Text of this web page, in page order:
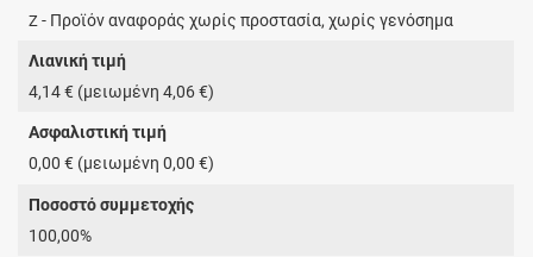
Z - Προϊόν αναφοράς χωρίς προστασία, χωρίς γενόσημα
Λιανική τιμή
4,14 € (μειωμένη 4,06 €)
Ασφαλιστική τιμή
0,00 € (μειωμένη 0,00 €)
Ποσοστό συμμετοχής
100,00%